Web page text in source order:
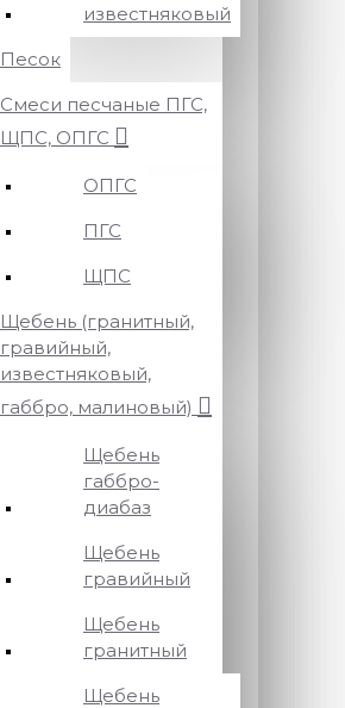
известняковый
Песок
Смеси песчаные ПГС,
ЩПС, ОПГС
ОПГС
ПГС
ЩПС
Щебень (гранитный,
гравийный,
известняковый,
габбро, малиновый)
Щебень
габбро-
диабаз
Щебень
гравийный
Щебень
гранитный
Щебень